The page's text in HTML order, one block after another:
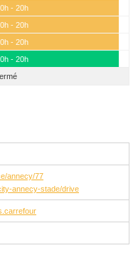
- 20h
- 20h
- 20h
- 20h
annecy/77
annecy-stade/drive